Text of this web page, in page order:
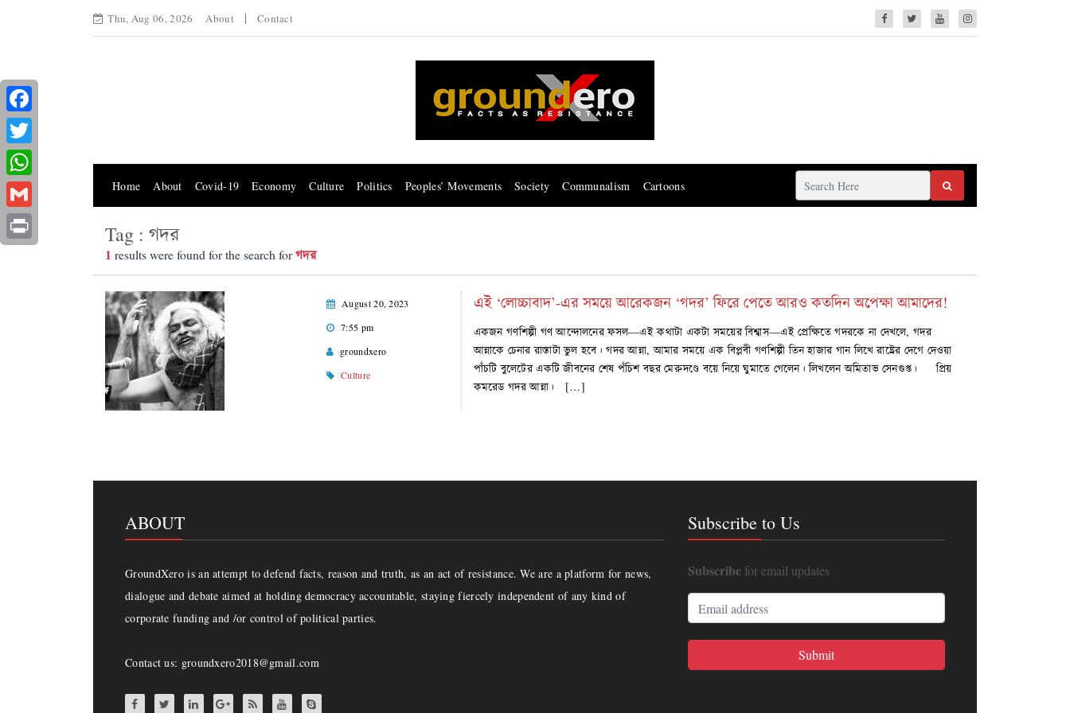
Thu, Aug 06, 2026 About Contact
Home About Covid-19 Economy Culture Politics Peoples’ Movements Society Communalism Cartoons
Tag : গদর
1 results were found for the search forগদর
August 20, 2023
7:55 pm
groundxero
Culture
এই ‘লোচ্চাবাদ’-এর সময়ে আরেকজন ‘গদর’ ফিরে পেতে আরও কতদিন অপেক্ষা আমাদের!
একজন গণশিল্পী গণ আন্দোলনের ফসল—এই কথাটা একটা সময়ের বিশ্বাস—এই প্রেক্ষিতে গদরকে না দেখলে, গদর
আন্নাকে চেনার রাস্তাটা ভুল হবে। গদর আন্না, আমার সময়ে এক বিপ্লবী গণশিল্পী তিন হাজার গান লিখে রাষ্ট্রের দেগে দেওয়া
পাঁচটি বুলেটের একটি জীবনের শেষ পঁচিশ বছর মেরুদণ্ডে বয়ে নিয়ে ঘুমাতে গেলেন। লিখলেন অমিতাভ সেনগুপ্ত। প্রিয়
কমরেড গদর আন্না। […]
ABOUT
GroundXero is an attempt to defend facts, reason and truth, as an act of resistance. We are a platform for news,
dialogue and debate aimed at holding democracy accountable, staying fiercely independent of any kind of
corporate funding and /or control of political parties.
Contact us: groundxero2018@gmail.com
Subscribe to Us
Subscribefor email updates
Facebook
Twitter
WhatsApp
Gmail